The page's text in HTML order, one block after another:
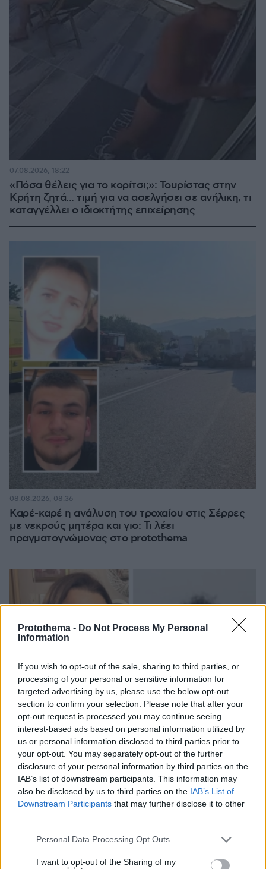
Protothema - Do Not Process My Personal
Information
If you wish to opt-out of the sale, sharing to third parties, or
processing of your personal or sensitive information for
targeted advertising by us, please use the below opt-out
section to confirm your selection. Please note that after your
opt-out request is processed you may continue seeing
interest-based ads based on personal information utilized by
us or personal information disclosed to third parties prior to
your opt-out. You may separately opt-out of the further
disclosure of your personal information by third parties on the
IAB’s list of downstream participants. This information may
also be disclosed by us to third parties on the IAB’s List of
Downstream Participants that may further disclose it to other
Please note that this website/app uses one or more Google
not limited to your visit or usage behaviour. You may click to
Personal Data Processing Opt Outs
I want to opt-out of the Sharing of my
«Πόσα θέλεις για το κορίτσι;»: Τουρίστας στην
Κρήτη ζητά... τιμή για να ασελγήσει σε ανήλικη, τι
καταγγέλλει ο ιδιοκτήτης επιχείρησης
07.08.2026, 18:22
Καρέ-καρέ η ανάλυση του τροχαίου στις Σέρρες
με νεκρούς μητέρα και γιο: Τι λέει
πραγματογνώμονας στο protothema
08.08.2026, 08:36
Ο «Δράκος» του Λονδίνου: 40χρονος με